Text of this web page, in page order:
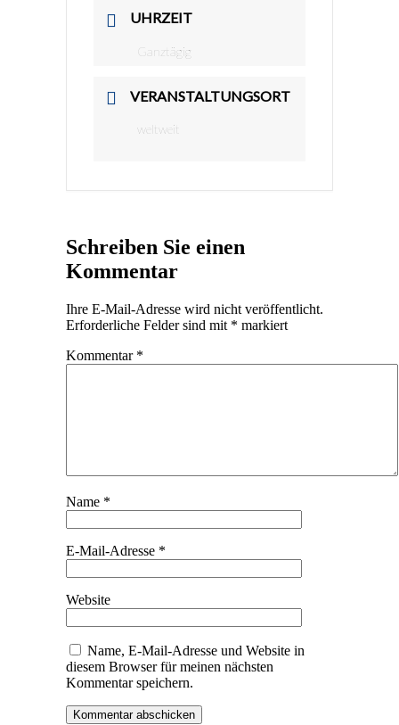
UHRZEIT
Ganztägig
VERANSTALTUNGSORT
weltweit
Schreiben Sie einen
Kommentar
Ihre E-Mail-Adresse wird nicht veröffentlicht.
Erforderliche Felder sind mit * markiert
Kommentar *
Name *
E-Mail-Adresse *
Website
Name, E-Mail-Adresse und Website in
diesem Browser für meinen nächsten
Kommentar speichern.